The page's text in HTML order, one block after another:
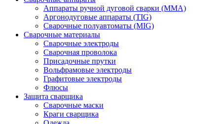
Аппараты ручной дуговой сварки (MMA)
Аргонодуговые аппараты (TIG)
Сварочные полуавтоматы (MIG)
Сварочные материалы
Сварочные электроды
Сварочная проволока
Присадочные прутки
Вольфрамовые электроды
Графитовые электроды
Флюсы
Защита сварщика
Сварочные маски
Краги сварщика